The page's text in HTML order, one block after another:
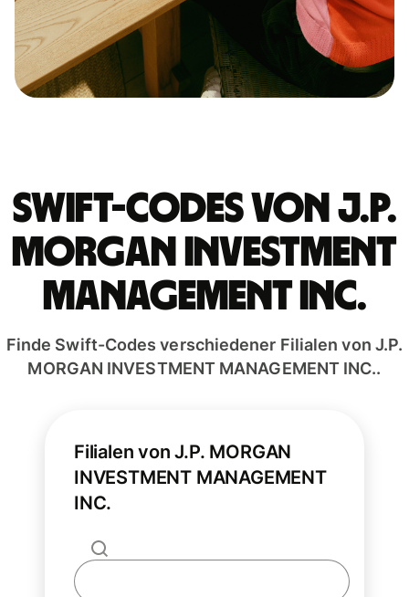
Swift-Codes von J.P.
MORGAN INVESTMENT
MANAGEMENT INC.
Finde Swift-Codes verschiedener Filialen von J.P.
MORGAN INVESTMENT MANAGEMENT INC..
Filialen von J.P. MORGAN
INVESTMENT MANAGEMENT
INC.